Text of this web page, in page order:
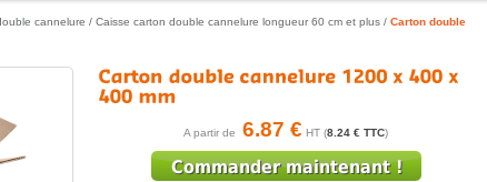
cannelure / Caisse carton double cannelure longueur 60 cm et plus / Carton double
A partir de 6.87 € HT (8.24 € TTC)